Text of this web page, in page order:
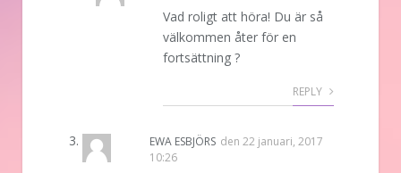
Vad roligt att höra! Du är så
välkommen åter för en
fortsättning ?
REPLY
EWA ESBJÖRS den 22 januari, 2017
10:26